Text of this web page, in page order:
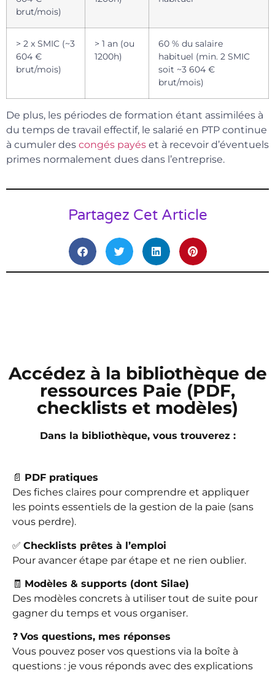
brut/mois)
> 2 x SMIC (~3
604 €
brut/mois)
> 1 an (ou
1200h)
60 % du salaire
habituel (min. 2 SMIC
soit ~3 604 €
brut/mois)
De plus, les périodes de formation étant assimilées à
du temps de travail effectif, le salarié en PTP continue
à cumuler des congés payés et à recevoir d’éventuels
primes normalement dues dans l’entreprise.
Partagez Cet Article
Accédez à la bibliothèque de
ressources Paie (PDF,
checklists et modèles)
Dans la bibliothèque, vous trouverez :
📄 PDF pratiques
Des fiches claires pour comprendre et appliquer
les points essentiels de la gestion de la paie (sans
vous perdre).
✅ Checklists prêtes à l’emploi
Pour avancer étape par étape et ne rien oublier.
🧾 Modèles & supports (dont Silae)
Des modèles concrets à utiliser tout de suite pour
gagner du temps et vous organiser.
❓ Vos questions, mes réponses
Vous pouvez poser vos questions via la boîte à
questions : je vous réponds avec des explications